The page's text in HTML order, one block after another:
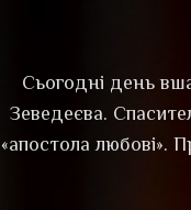
Сьогодні день
Зеведеєва.
«апостола любові».